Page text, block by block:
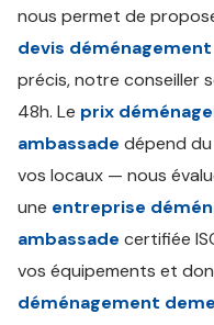
nous permet de
devis
précis, notre conseiller
48h. Le prix
ambassade dépend
vos locaux — nous
une entreprise
ambassade certifiée
vos équipements et
déménagement